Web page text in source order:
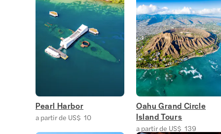
Pearl Harbor
a partir de US$ 10
Oahu Grand Circle
Island Tours
a partir de US$ 139